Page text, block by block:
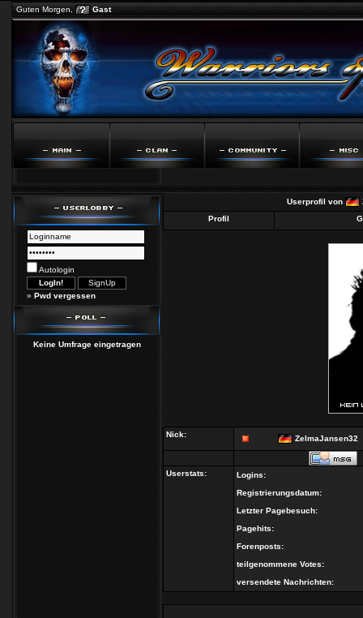
Guten Morgen, Gast
Autologin
» Pwd vergessen
Keine Umfrage eingetragen
Userprofil von
Profil
Nick: ZelmaJansen32
Userstats:
Logins:
Registrierungsdatum:
Letzter Pagebesuch:
Pagehits:
Forenposts:
teilgenommene Votes:
versendete Nachrichten: